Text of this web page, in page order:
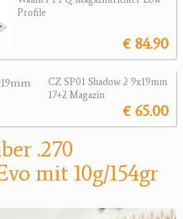
Profile
€ 84.90
CZ SP01 Shadow 2 9x19mm
17+2 Magazin
€ 65.00
.270
mit 10g/154gr